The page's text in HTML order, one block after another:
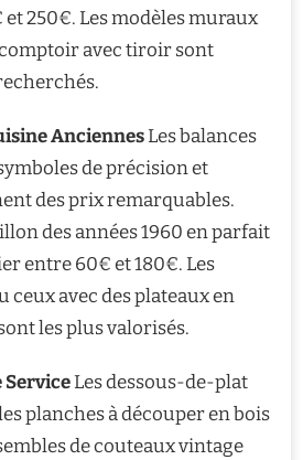
250€. Les modèles muraux
avec tiroir sont
AnciennesLes balances
de précision et
des prix remarquables.
des années 1960 en parfait
entre 60€ et 180€. Les
ceux avec des plateaux en
les plus valorisés.
ServiceLes dessous-de-plat
planches à découper en bois
de couteaux vintage